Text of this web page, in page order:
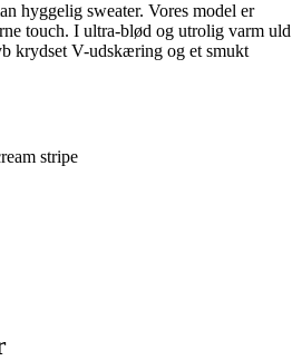
hyggelig sweater. Vores model er
touch. I ultra-blød og utrolig varm uld
krydset V-udskæring og et smukt
stripe